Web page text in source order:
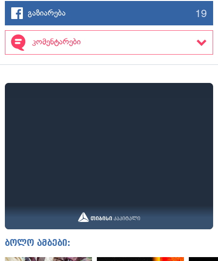
გაზიარება 19
კომენტარები
ბოლო ამბები: